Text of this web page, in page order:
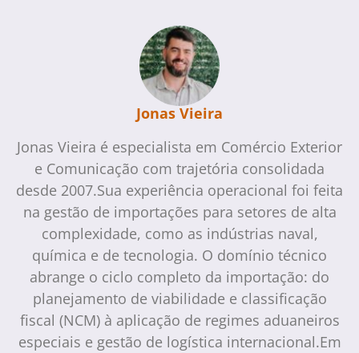
Jonas Vieira
Jonas Vieira é especialista em Comércio Exterior
e Comunicação com trajetória consolidada
desde 2007.Sua experiência operacional foi feita
na gestão de importações para setores de alta
complexidade, como as indústrias naval,
química e de tecnologia. O domínio técnico
abrange o ciclo completo da importação: do
planejamento de viabilidade e classificação
fiscal (NCM) à aplicação de regimes aduaneiros
especiais e gestão de logística internacional.Em